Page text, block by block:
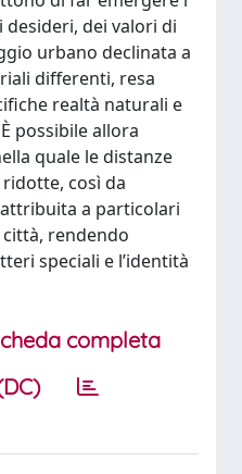
dei valori di
urbano declinata a
differenti, resa
realtà naturali e
possibile allora
quale le distanze
così da
a particolari
rendendo
speciali e l’identità
completa